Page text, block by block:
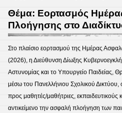
Θέμα: Εορτασμός
Πλοήγησης στο
Στο πλαίσιο εορτασμού της Ημέρας
(2026), η Διεύθυνση Δίωξης
Αστυνομίας και το Υπουργείο Παιδείας,
μέσω του Πανελλήνιου Σχολικού
προς μαθητές/μαθήτριες, εκπαιδευτικούς
αντικείμενο την ασφαλή πλοήγηση των